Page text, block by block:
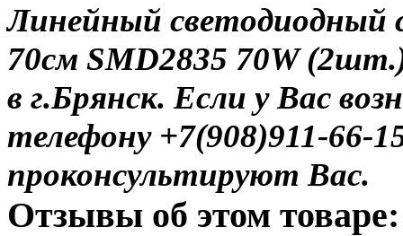
Линейный светодиодный
70см SMD2835 70W
в г.Брянск. Если у Вас
телефону +7(908)911-
проконсультируют Вас.
Отзывы об этом товаре: